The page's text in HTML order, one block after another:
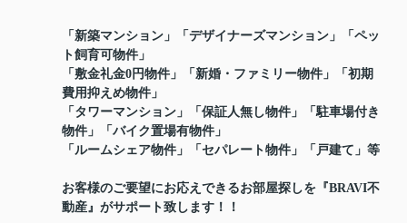
「新築マンション」「デザイナーズマンション」「ペッ
ト飼育可物件」
「敷金礼金0円物件」「新婚・ファミリー物件」「初期
費用抑えめ物件」
「タワーマンション」「保証人無し物件」「駐車場付き
物件」「バイク置場有物件」
「ルームシェア物件」「セパレート物件」「戸建て」等
お客様のご要望にお応えできるお部屋探しを『BRAVI不
動産』がサポート致します！！